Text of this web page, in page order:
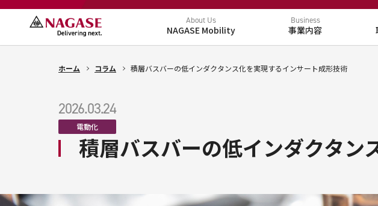
About Us
NAGASE Mobility
Business
事業内容
取
ホーム コラム 積層バスバーの低インダクタンス化を実現するインサート成形技術
2026.03.24
電動化
積層バスバーの低インダクタン